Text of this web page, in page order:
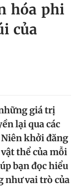
hóa phi
của
giá trị
lại qua các
Niên khởi đăng
thể của mỗi
bạn đọc hiểu
như vai trò của